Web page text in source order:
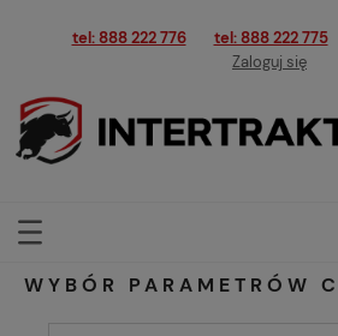
tel: 888 222 776 tel: 888 222 775
Zaloguj się
WYBÓR PARAMETRÓW